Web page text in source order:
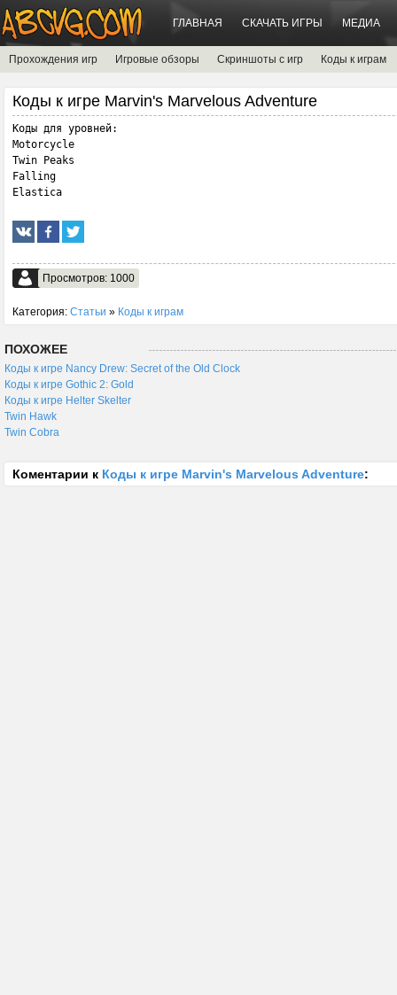
ГЛАВНАЯ СКАЧАТЬ ИГРЫ МЕДИА
Прохождения игр Игровые обзоры Скриншоты с игр Коды к играм
Коды к игре Marvin's Marvelous Adventure
Коды для уровней:
Motorcycle
Twin Peaks
Falling
Elastica
Просмотров: 1000
Категория: Статьи » Коды к играм
ПОХОЖЕЕ
Коды к игре Nancy Drew: Secret of the Old Clock
Коды к игре Gothic 2: Gold
Коды к игре Helter Skelter
Twin Hawk
Twin Cobra
Коментарии к Коды к игре Marvin's Marvelous Adventure: